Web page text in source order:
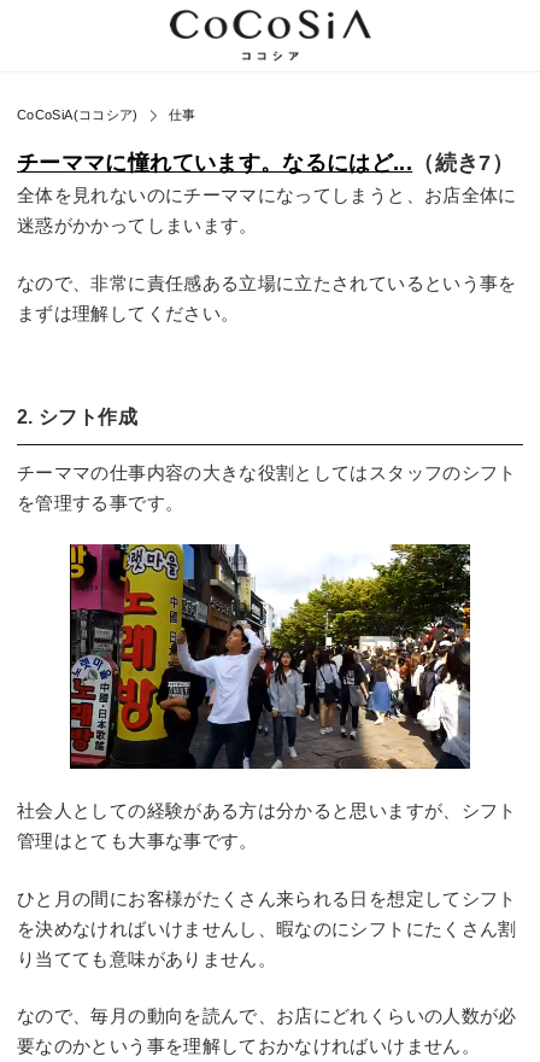
CoCoSiA(ココシア) 仕事
チーママに憧れています。なるにはど... （続き7）
全体を見れないのにチーママになってしまうと、お店全体に
迷惑がかかってしまいます。
なので、非常に責任感ある立場に立たされているという事を
まずは理解してください。
2. シフト作成
チーママの仕事内容の大きな役割としてはスタッフのシフト
を管理する事です。
社会人としての経験がある方は分かると思いますが、シフト
管理はとても大事な事です。
ひと月の間にお客様がたくさん来られる日を想定してシフト
を決めなければいけませんし、暇なのにシフトにたくさん割
り当てても意味がありません。
なので、毎月の動向を読んで、お店にどれくらいの人数が必
要なのかという事を理解しておかなければいけません。